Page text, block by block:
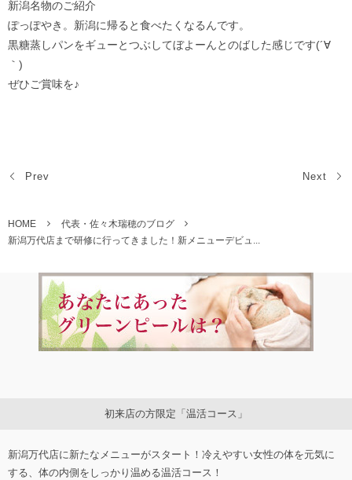
新潟名物のご紹介
ぽっぽやき。新潟に帰ると食べたくなるんです。
黒糖蒸しパンをギューとつぶしてぼよーんとのばした感じです(´∀
｀)
ぜひご賞味を♪
Prev Next
HOME
代表・佐々木瑞穂のブログ
新潟万代店まで研修に行ってきました！新メニューデビュ...
初来店の方限定「温活コース」
新潟万代店に新たなメニューがスタート！冷えやすい女性の体を元気に
する、体の内側をしっかり温める温活コース！